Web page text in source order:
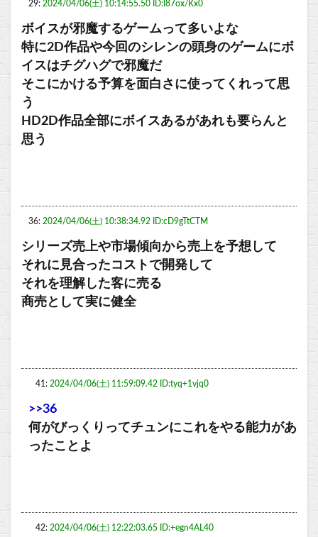
29: 2024/04/06(土) 10:14:55.50 ID:I87ox/Kx0
ボイスが邪魔するゲームって多いよな
特に2D作品や今回のシレンの頭身のゲームにボ
イスはチグハグで邪魔だ
そこにかける予算を面白さに使ってくれって思
う
HD2D作品全部にボイスあるがあれも要らんと
思う
36: 2024/04/06(土) 10:38:34.92 ID:cD9gTtCTM
シリーズ売上や市場傾向から売上を予想して
それに見合ったコストで開発して
それを理解した客に売る
商売として実に健全
41: 2024/04/06(土) 11:59:09.42 ID:tyq+1vjq0
>>36
何がびっくりってチュンにこれをやる能力があ
ったことよ
42: 2024/04/06(土) 12:22:03.65 ID:+egn4AL40